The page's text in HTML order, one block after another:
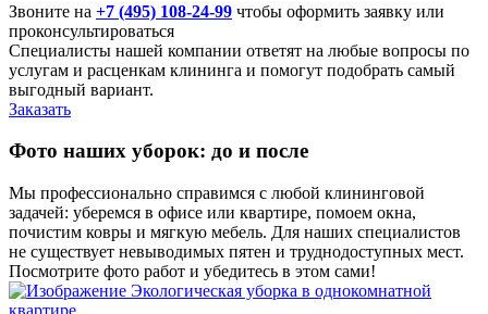
Звоните на +7 (495) 108-24-99 чтобы оформить заявку или
проконсультироваться
Специалисты нашей компании ответят на любые вопросы по
услугам и расценкам клининга и помогут подобрать самый
выгодный вариант.
Заказать
Фото наших уборок: до и после
Мы профессионально справимся с любой клининговой
задачей: уберемся в офисе или квартире, помоем окна,
почистим ковры и мягкую мебель. Для наших специалистов
не существует невыводимых пятен и труднодоступных мест.
Посмотрите фото работ и убедитесь в этом сами!